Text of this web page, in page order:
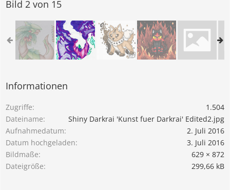
Bild 2 von 15
Informationen
Zugriffe
1.504
Dateiname
Shiny Darkrai 'Kunst fuer Darkrai' Edited2.jpg
Aufnahmedatum
2. Juli 2016
Datum hochgeladen
3. Juli 2016
Bildmaße
629 × 872
Dateigröße
299,66 kB